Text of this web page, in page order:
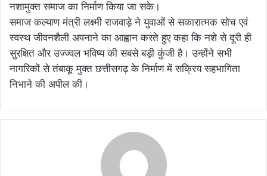
नशामुक्त समाज का निर्माण किया जा सके।
समाज कल्याण मंत्री लक्ष्मी राजवाड़े ने युवाओं से सकारात्मक सोच एवं
स्वस्थ जीवनशैली अपनाने का आह्वान करते हुए कहा कि नशे से दूरी ही
सुरक्षित और उज्ज्वल भविष्य की सबसे बड़ी कुंजी है। उन्होंने सभी
नागरिकों से तंबाकू मुक्त छत्तीसगढ़ के निर्माण में सक्रिय सहभागिता
निभाने की अपील की।